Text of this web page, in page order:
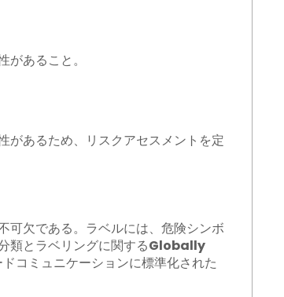
あること。
があるため、リスクアセスメントを定
可欠である。ラベルには、危険シンボ
類とラベリングに関するGlobally
コミュニケーションに標準化された